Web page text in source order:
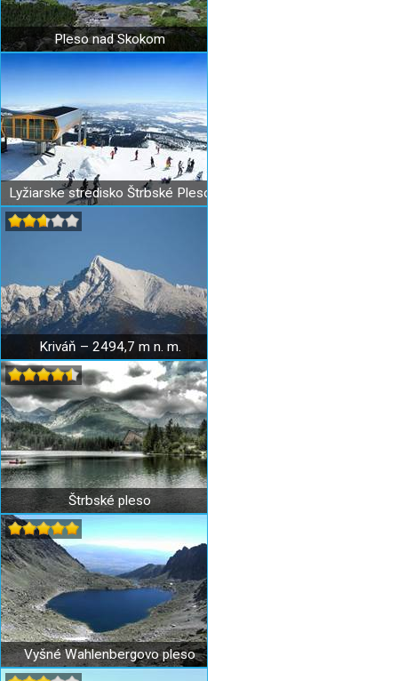
Pleso nad Skokom
Lyžiarske stredisko Štrbské Pleso
Kriváň – 2494,7 m n. m.
Štrbské pleso
Vyšné Wahlenbergovo pleso